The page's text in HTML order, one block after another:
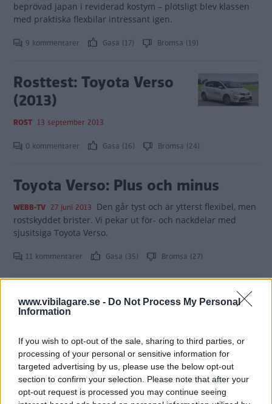
www.vibilagare.se - Do Not Process My Personal
Information
If you wish to opt-out of the sale, sharing to third parties, or
processing of your personal or sensitive information for
targeted advertising by us, please use the below opt-out
section to confirm your selection. Please note that after your
opt-out request is processed you may continue seeing
beprövad japan i reviderad kostym – plötsligt blev klassen
med praktiska flexbilar intressant igen.
9 kommentarer Gasa (17) Bromsa (19)
Rosttest: Toyota Verso
(2013)
ROST 13 september 2013
0 kommentarer Gasa (16) Bromsa (24)
Toyota Verso: Plus och minus
WEBB-TV 27 juni 2013 Den går tyst och är ytterst flexibel, men
rostskyddet brister. Vi pekar ut för- och nackdelar med
sjusitsiga Toyota Verso.
11 kommentarer Gasa (35) Bromsa (27)
Provkörning: Toyota
Verso (2013)
PROVKÖRNING 20 mars 2013
Lägre förbrukning, bättre
bottendrag och lägre ljudnivå i all ära men det är den pigga
fronten som syns mest på nya Toyota Verso.
12 kommentarer Gasa (33) Bromsa (25)